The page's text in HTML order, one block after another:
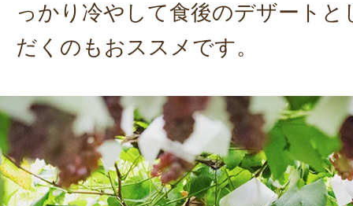
っかり冷やして食後のデザート
だくのもおススメです。